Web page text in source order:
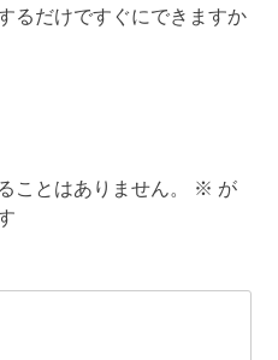
るだけですぐにできますか
ことはありません。 ※ が